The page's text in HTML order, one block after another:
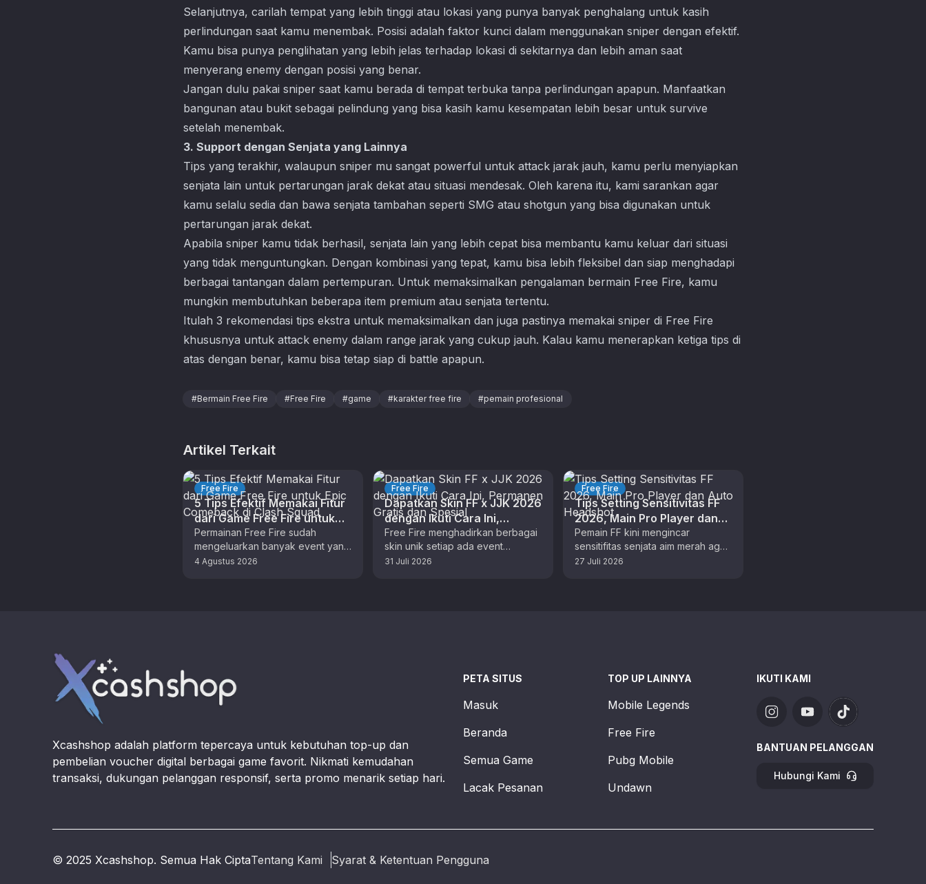
Selanjutnya, carilah tempat yang lebih tinggi atau lokasi yang punya banyak penghalang untuk kasih
perlindungan saat kamu menembak. Posisi adalah faktor kunci dalam menggunakan sniper dengan efektif.
Kamu bisa punya penglihatan yang lebih jelas terhadap lokasi di sekitarnya dan lebih aman saat
menyerang enemy dengan posisi yang benar.
Jangan dulu pakai sniper saat kamu berada di tempat terbuka tanpa perlindungan apapun. Manfaatkan
bangunan atau bukit sebagai pelindung yang bisa kasih kamu kesempatan lebih besar untuk survive
setelah menembak.
3. Support dengan Senjata yang Lainnya
Tips yang terakhir, walaupun sniper mu sangat powerful untuk attack jarak jauh, kamu perlu menyiapkan
senjata lain untuk pertarungan jarak dekat atau situasi mendesak. Oleh karena itu, kami sarankan agar
kamu selalu sedia dan bawa senjata tambahan seperti SMG atau shotgun yang bisa digunakan untuk
pertarungan jarak dekat.
Apabila sniper kamu tidak berhasil, senjata lain yang lebih cepat bisa membantu kamu keluar dari situasi
yang tidak menguntungkan. Dengan kombinasi yang tepat, kamu bisa lebih fleksibel dan siap menghadapi
berbagai tantangan dalam pertempuran. Untuk memaksimalkan pengalaman bermain Free Fire, kamu
mungkin membutuhkan beberapa item premium atau senjata tertentu.
Itulah 3 rekomendasi tips ekstra untuk memaksimalkan dan juga pastinya memakai sniper di Free Fire
khususnya untuk attack enemy dalam range jarak yang cukup jauh. Kalau kamu menerapkan ketiga tips di
atas dengan benar, kamu bisa tetap siap di battle apapun.
#Bermain Free Fire #Free Fire #game #karakter free fire #pemain profesional
Artikel Terkait
Free Fire
5 Tips Efektif Memakai Fitur
dari Game Free Fire untuk
Epic Comeback di Clash
Squad
Permainan Free Fire sudah
mengeluarkan banyak event yang
update keren yang harus kamu
4 Agustus 2026
Free Fire
Dapatkan Skin FF x JJK 2026
dengan Ikuti Cara Ini,
Permanen Gratis dan Spesial
Free Fire menghadirkan berbagai
skin unik setiap ada event
menarik. Seperti yang diketahui
31 Juli 2026
Free Fire
Tips Setting Sensitivitas FF
2026, Main Pro Player dan
Auto Headshot
Pemain FF kini mengincar
sensitifitas senjata aim merah agar
performa mainnya semakin
27 Juli 2026
Xcashshop adalah platform tepercaya untuk kebutuhan top-up dan
pembelian voucher digital berbagai game favorit. Nikmati kemudahan
transaksi, dukungan pelanggan responsif, serta promo menarik setiap hari.
PETA SITUS
Masuk
Beranda
Semua Game
Lacak Pesanan
TOP UP LAINNYA
Mobile Legends
Free Fire
Pubg Mobile
Undawn
IKUTI KAMI
BANTUAN PELANGGAN
Hubungi Kami
© 2025 Xcashshop. Semua Hak CiptaTentang Kami Syarat & Ketentuan Pengguna